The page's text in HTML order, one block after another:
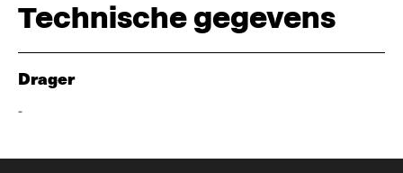
Technische gegevens
Drager
-